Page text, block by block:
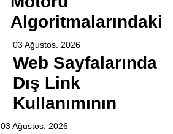
Algoritmalarındaki
03 Ağustos. 2026
Web Sayfalarında
Dış Link
Kullanımının
03 Ağustos. 2026